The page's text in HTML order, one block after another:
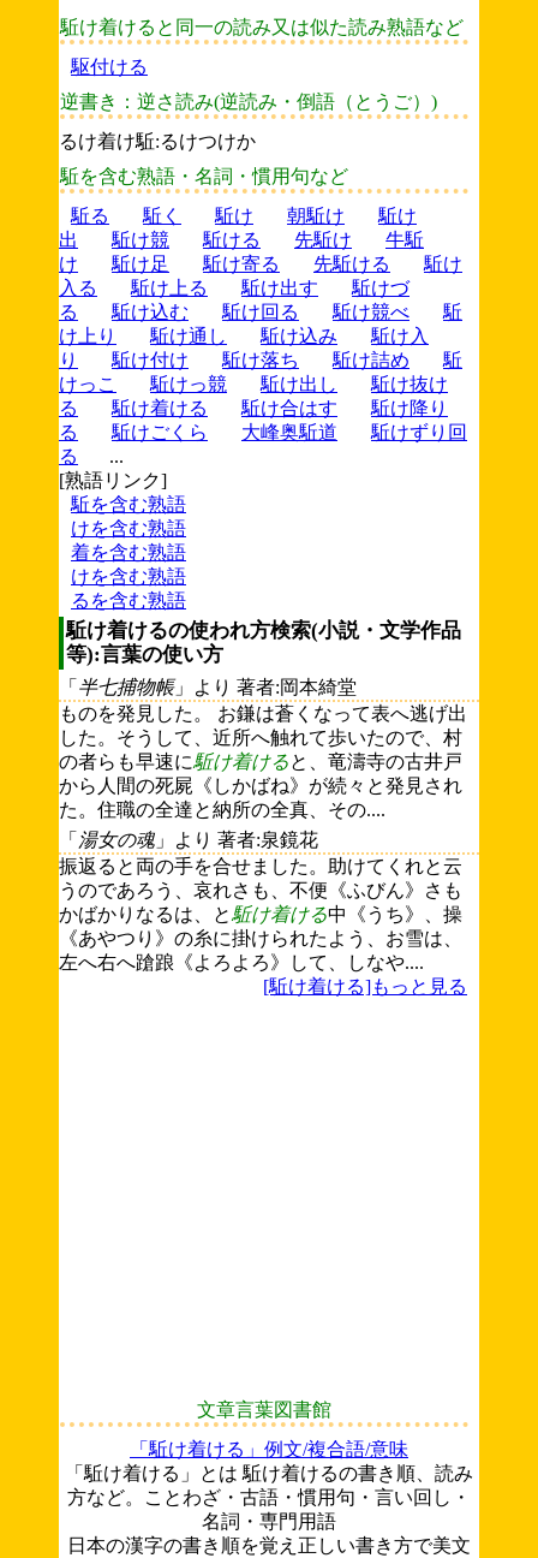
駈け着けると同一の読み又は似た読み熟語など
駆付ける
逆書き：逆さ読み(逆読み・倒語（とうご）)
るけ着け駈:るけつけか
駈を含む熟語・名詞・慣用句など
駈る
駈く 駈け 朝駈け
駈け
出
駈け競 駈ける 先駈け
牛駈
け
駈け足 駈け寄る 先駈ける
駈け
入る
駈け上る 駈け出す
駈けづ
る
駈け込む 駈け回る 駈け競べ
駈
け上り
駈け通し 駈け込み
駈け入
り
駈け付け 駈け落ち 駈け詰め
駈
けっこ
駈けっ競 駈け出し
駈け抜け
る
駈け着ける 駈け合はす
駈け降り
る
駈けごくら 大峰奥駈道
駈けずり回
る
...
[熟語リンク]
駈を含む熟語
けを含む熟語
着を含む熟語
けを含む熟語
るを含む熟語
駈け着けるの使われ方検索(小説・文学作品
等):言葉の使い方
「 半七捕物帳」より 著者:岡本綺堂
ものを発見した。 お鎌は蒼くなって表へ逃げ出
した。そうして、近所へ触れて歩いたので、村
の者らも早速に駈け着けると、竜濤寺の古井戸
から人間の死屍《しかばね》が続々と発見され
た。住職の全達と納所の全真、その....
「 湯女の魂 」より 著者:泉鏡花
振返ると両の手を合せました。助けてくれと云
うのであろう、哀れさも、不便《ふびん》さも
かばかりなるは、と駈け着ける中《うち》、操
《あやつり》の糸に掛けられたよう、お雪は、
左へ右へ蹌踉《よろよろ》して、しなや....
[駈け着ける]もっと見る
文章言葉図書館
「駈け着ける」例文/複合語/意味
「駈け着ける」とは 駈け着けるの書き順、読み
方など。ことわざ・古語・慣用句・言い回し・
名詞・専門用語
日本の漢字の書き順を覚え正しい書き方で美文